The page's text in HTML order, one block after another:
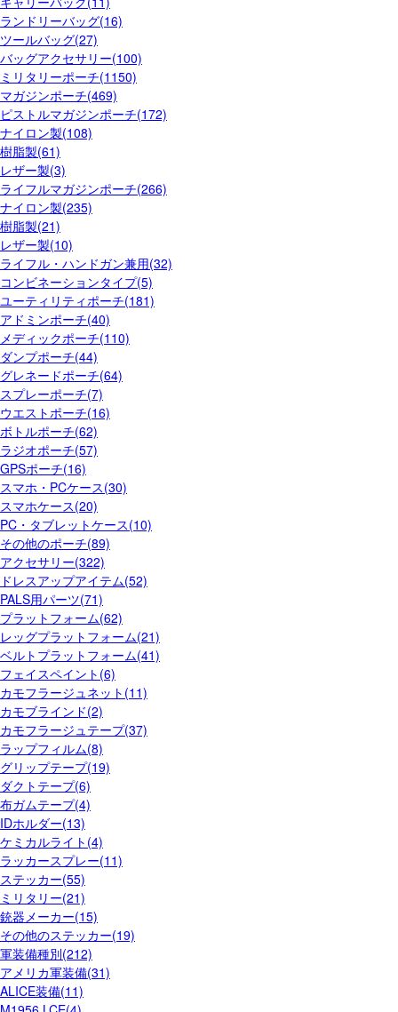
ランドリーバッグ(16)
ツールバッグ(27)
バッグアクセサリー(100)
ミリタリーポーチ(1150)
マガジンポーチ(469)
ピストルマガジンポーチ(172)
ナイロン製(108)
樹脂製(61)
レザー製(3)
ライフルマガジンポーチ(266)
ナイロン製(235)
樹脂製(21)
レザー製(10)
ライフル・ハンドガン兼用(32)
コンビネーションタイプ(5)
ユーティリティポーチ(181)
アドミンポーチ(40)
メディックポーチ(110)
ダンプポーチ(44)
グレネードポーチ(64)
スプレーポーチ(7)
ウエストポーチ(16)
ボトルポーチ(62)
ラジオポーチ(57)
GPSポーチ(16)
スマホ・PCケース(30)
スマホケース(20)
PC・タブレットケース(10)
その他のポーチ(89)
アクセサリー(322)
ドレスアップアイテム(52)
PALS用パーツ(71)
プラットフォーム(62)
レッグプラットフォーム(21)
ベルトプラットフォーム(41)
フェイスペイント(6)
カモフラージュネット(11)
カモブラインド(2)
カモフラージュテープ(37)
ラップフィルム(8)
グリップテープ(19)
ダクトテープ(6)
布ガムテープ(4)
IDホルダー(13)
ケミカルライト(4)
ラッカースプレー(11)
ステッカー(55)
ミリタリー(21)
銃器メーカー(15)
その他のステッカー(19)
軍装備種別(212)
アメリカ軍装備(31)
ALICE装備(11)